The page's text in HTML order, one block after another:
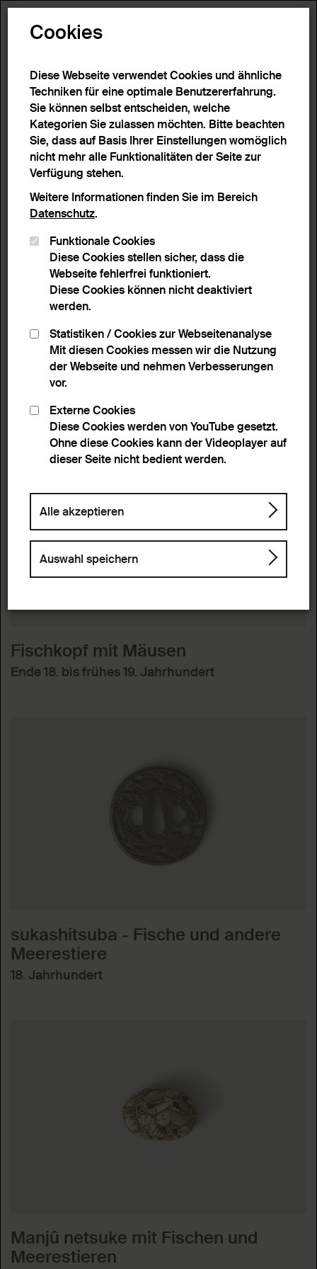
9 Ergebnisse
Start>Detailsuche>Suchergebnisse
Filter
Entferne Filter
Schlagwort: Fische
Sortieren nach
Anzahl Ergebnisse
Fischkopf mit Mäusen
Ende 18. bis frühes 19. Jahrhundert
sukashitsuba - Fische und andere
Meerestiere
18. Jahrhundert
Manjû netsuke mit Fischen und
Meerestieren
Cookies
Diese Webseite verwendet Cookies und ähnliche
Techniken für eine optimale Benutzererfahrung.
Sie können selbst entscheiden, welche
Kategorien Sie zulassen möchten. Bitte beachten
Sie, dass auf Basis Ihrer Einstellungen womöglich
nicht mehr alle Funktionalitäten der Seite zur
Verfügung stehen.
Weitere Informationen finden Sie im Bereich
Datenschutz.
Funktionale Cookies
Diese Cookies stellen sicher, dass die
Webseite fehlerfrei funktioniert.
Diese Cookies können nicht deaktiviert
werden.
Statistiken / Cookies zur Webseitenanalyse
Mit diesen Cookies messen wir die Nutzung
der Webseite und nehmen Verbesserungen
vor.
Externe Cookies
Diese Cookies werden von YouTube gesetzt.
Ohne diese Cookies kann der Videoplayer auf
dieser Seite nicht bedient werden.
Alle akzeptieren
Auswahl speichern